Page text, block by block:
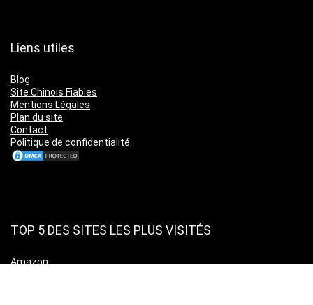
Liens utiles
Blog
Site Chinois Fiables
Mentions Légales
Plan du site
Contact
Politique de confidentialité
TOP 5 DES SITES LES PLUS VISITÉS
Amazon